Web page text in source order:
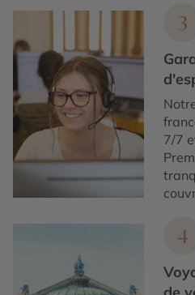
3
7/7
4